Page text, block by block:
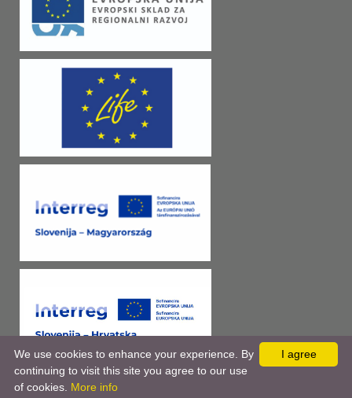
I agree
We use cookies to enhance your experience. By
continuing to visit this site you agree to our use
of cookies. More info